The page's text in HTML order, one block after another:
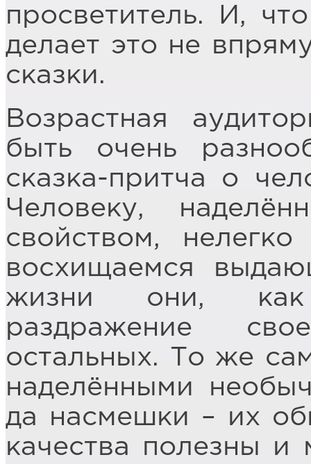
просветитель. И,
делает это не
сказки.
Возрастная
быть очень
сказка-притча о
Человеку,
свойством,
восхищаемся
жизни они, как
раздражение
остальных. То же
наделёнными
да насмешки – их
качества полезны и